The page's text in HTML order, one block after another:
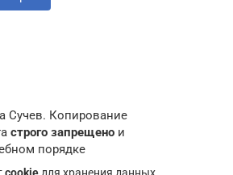
Сучев. Копирование
строго запрещено и
порядке